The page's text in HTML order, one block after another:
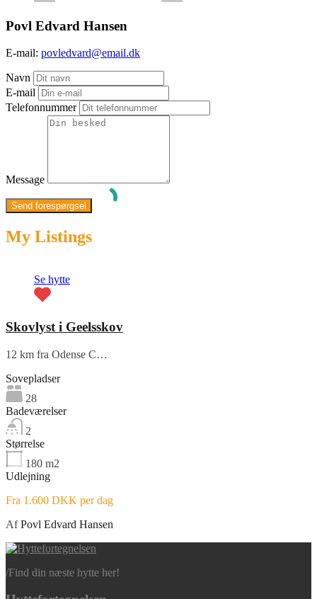
Povl Edvard Hansen
E-mail: povledvard@email.dk
Navn
E-mail
Telefonnummer
Message
My Listings
Se hytte
Skovlyst i Geelsskov
12 km fra Odense C…
Sovepladser
28
Badeværelser
2
Størrelse
180 m2
Udlejning
Fra 1.600 DKK per dag
AfPovl Edvard Hansen
/Find din næste hytte her!